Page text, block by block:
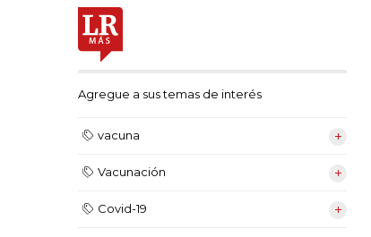
Agregue a sus temas de interés
vacuna
Vacunación
Covid-19